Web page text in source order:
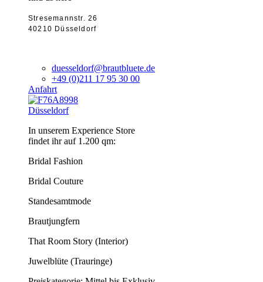
Stresemannstr. 26
40210 Düsseldorf
duesseldorf@brautbluete.de
+49 (0)211 17 95 30 00
Anfahrt
Düsseldorf
In unserem Experience Store
findet ihr auf 1.200 qm:
Bridal Fashion
Bridal Couture
Standesamtmode
Brautjungfern
That Room Story (Interior)
Juwelblüte (Trauringe)